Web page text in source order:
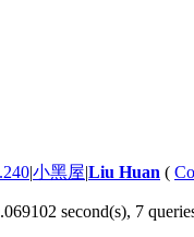
|小黑屋|Liu Huan (
second(s), 7